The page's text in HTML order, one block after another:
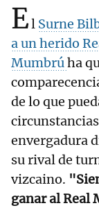
El Surne
a un herido
Mumbrúha
de lo que
envergadura
su rival de
vizcaino.
ganar al Real